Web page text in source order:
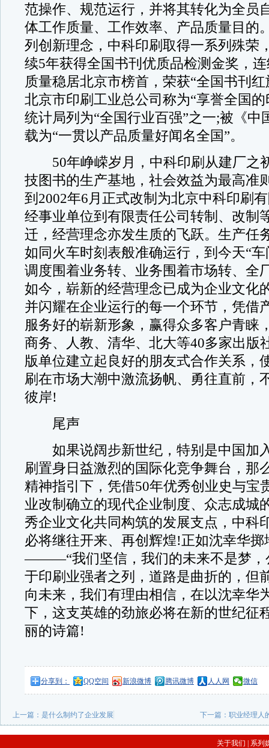
范操作、规范运行，并将其转化为全员
体工作质量、工作效率、产品质量目的
列创新理念，中科印刷取得一系列殊荣
续5年获得全国书刊优质品检测金奖，
质量稳居北京市榜首，荣获“全国书刊
北京市印刷工业总公司称为“享誉全国
统计局列为“全国行业百强”之一;被《中
载为“一贯以产品质量好闻名全国”。
50年峥嵘岁月，中科印刷从建厂之
技图书的生产基地，社会效益为最高准
到2002年6月正式改制为北京中科印刷
经事业单位到有限责任公司转制、改制
迁，经营理念亦发生质的飞跃。生产任
如同火车时刻表般准确运行，到今天“
调度围着业务转、业务围着市场转、全
如今，崭新的经营理念已成为企业文化
并闪耀在企业运行的每一个环节，凭借
服务好的崭新形象，赢得众多客户青睐
商务、人教、清华、北大等40多家出版
版单位建立起良好的朋友式合作关系，
刷在市场大潮中激流扬帆、勇往直前，
彼岸!
尾声
如果说阔步新世纪，特别是中国加
刷置身日益激烈的国际化竞争舞台，那
精神指引下，凭借50年优秀创业史与宝
业改制确立的现代企业制度、众志成城
秀企业文化共同构筑的发展支点，中科
必将继往开来、再创辉煌!正如沈幸华掷
———“我们坚信，我们的未来不是梦，
于印刷业强者之列，道路是曲折的，但
向未来，我们有理由相信，在以沈幸华
下，这支英雄的劲旅必将在新的世纪征
丽的诗篇!
分享到： QQ空间 新浪微博 腾讯微博 人人网 微信
上一篇： 是什么制约了企业发展 下一篇：职业经理人
关于我们 系列